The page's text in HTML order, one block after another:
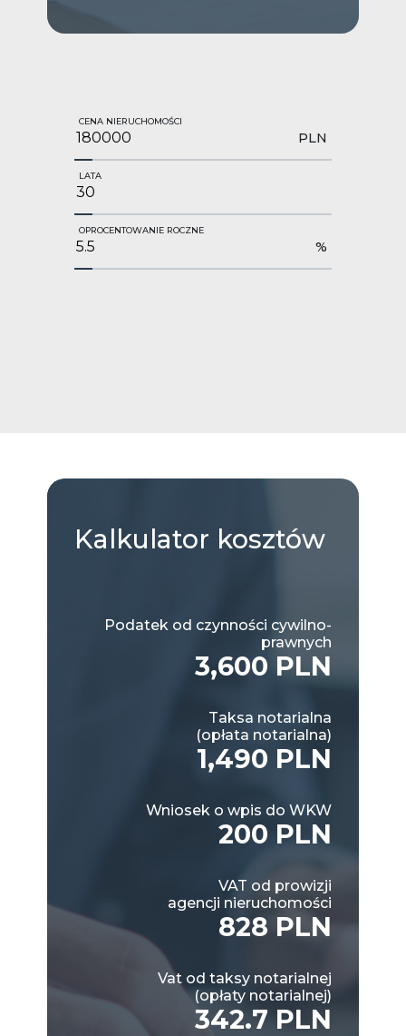
CENA NIERUCHOMOŚCI
PLN
LATA
OPROCENTOWANIE ROCZNE
%
Kalkulator kosztów
Podatek od czynności cywilno-
prawnych
3,600 PLN
Taksa notarialna
(opłata notarialna)
1,490 PLN
Wniosek o wpis do WKW
200 PLN
VAT od prowizji
agencji nieruchomości
828 PLN
Vat od taksy notarialnej
(opłaty notarialnej)
342.7 PLN